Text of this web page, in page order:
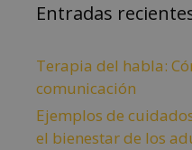
Entradas
Terapia del habla:
comunicación
Ejemplos de
el bienestar de los